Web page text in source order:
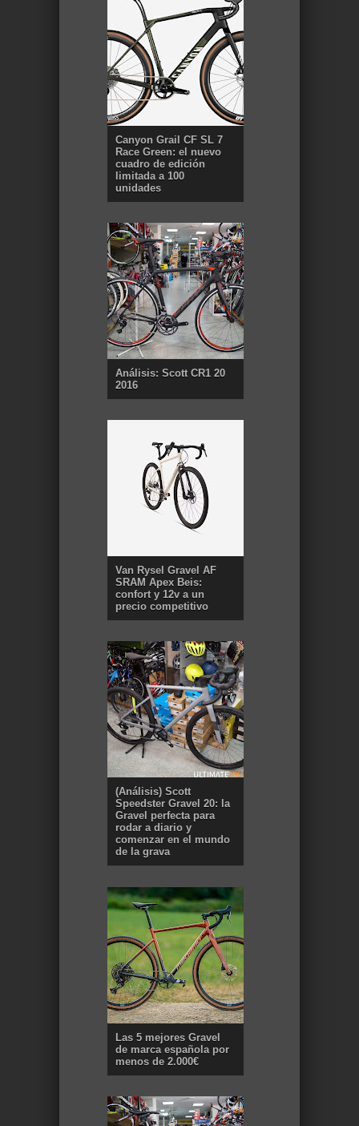
Canyon Grail CF SL 7
Race Green: el nuevo
cuadro de edición
limitada a 100
unidades
Análisis: Scott CR1 20
2016
Van Rysel Gravel AF
SRAM Apex Beis:
confort y 12v a un
precio competitivo
(Análisis) Scott
Speedster Gravel 20: la
Gravel perfecta para
rodar a diario y
comenzar en el mundo
de la grava
Las 5 mejores Gravel
de marca española por
menos de 2.000€